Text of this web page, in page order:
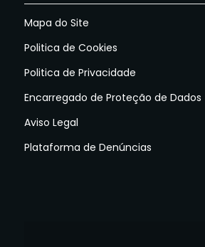
Mapa do Site
Politica de Cookies
Politica de Privacidade
Encarregado de Proteção de Dados
Aviso Legal
Plataforma de Denúncias